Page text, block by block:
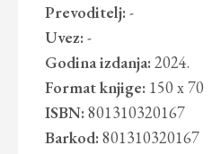
Prevoditelj: -
Uvez: -
Godina izdanja: 2024.
Format knjige: 150 x 70
ISBN: 801310320167
Barkod: 801310320167